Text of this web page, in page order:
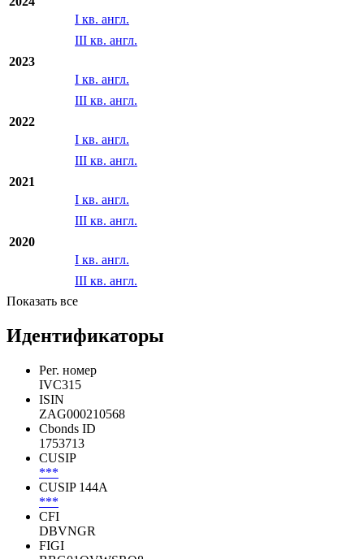
I кв. англ.
III кв. англ.
2023
I кв. англ.
III кв. англ.
2022
I кв. англ.
III кв. англ.
2021
I кв. англ.
III кв. англ.
2020
I кв. англ.
III кв. англ.
Показать все
Идентификаторы
Рег. номер
IVC315
ISIN
ZAG000210568
Cbonds ID
1753713
CUSIP
***
CUSIP 144A
***
CFI
DBVNGR
FIGI